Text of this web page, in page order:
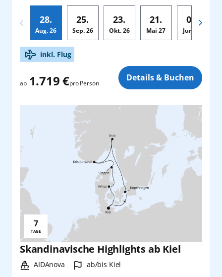
28.
Aug. 26
25.
Sep.26
23.
Okt.26
21.
Mai 27
04.
Jun.
Zusatzinkl. Flug
ab 1.719 €pro Person Details & Buchen
Skandinavische Highlights ab Kiel
Schiff:
AIDAnova Hafen:
ab/bis Kiel
Reisedauer:
7
TAGE